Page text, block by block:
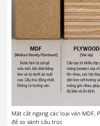
Mặt cắt ngang các loại ván MDF,
để so sánh cấu trúc